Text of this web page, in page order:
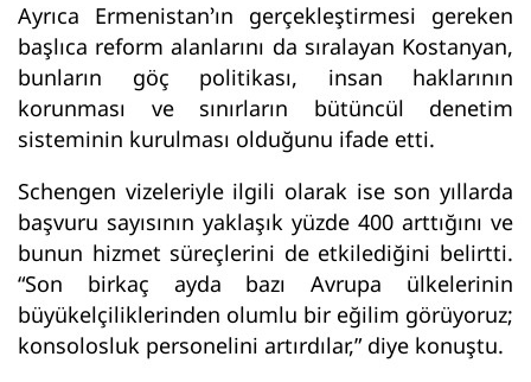
Ayrıca Ermenistan’ın gerçekleştirmesi gereken
başlıca reform alanlarını da sıralayan Kostanyan,
bunların göç politikası, insan haklarının
korunması ve sınırların bütüncül denetim
sisteminin kurulması olduğunu ifade etti.
Schengen vizeleriyle ilgili olarak ise son yıllarda
başvuru sayısının yaklaşık yüzde 400 arttığını ve
bunun hizmet süreçlerini de etkilediğini belirtti.
“Son birkaç ayda bazı Avrupa ülkelerinin
büyükelçiliklerinden olumlu bir eğilim görüyoruz;
konsolosluk personelini artırdılar,” diye konuştu.